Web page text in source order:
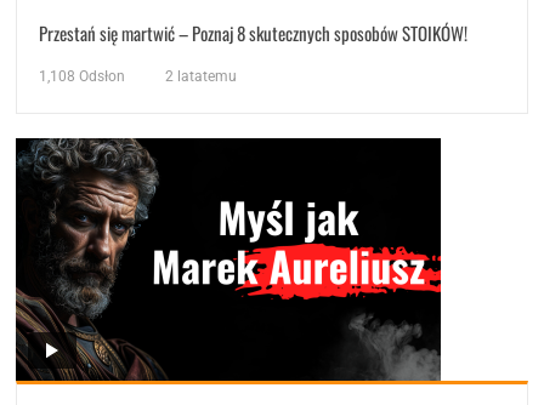
Przestań się martwić – Poznaj 8 skutecznych sposobów STOIKÓW!
1,108 Odsłon 2 latatemu